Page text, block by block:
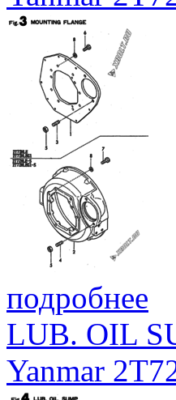
подробнее
LUB. OIL
Yanmar